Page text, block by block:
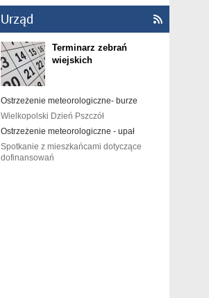

Urząd
Terminarz zebrań
wiejskich
Ostrzeżenie meteorologiczne- burze
Wielkopolski Dzień Pszczół
Ostrzeżenie meteorologiczne - upał
Spotkanie z mieszkańcami dotyczące
dofinansowań